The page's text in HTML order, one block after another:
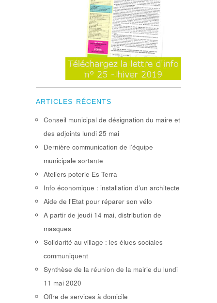
ARTICLES RÉCENTS
Conseil municipal de désignation du maire et
des adjoints lundi 25 mai
Dernière communication de l’équipe
municipale sortante
Ateliers poterie Es Terra
Info économique : installation d’un architecte
Aide de l’Etat pour réparer son vélo
A partir de jeudi 14 mai, distribution de
masques
Solidarité au village : les élues sociales
communiquent
Synthèse de la réunion de la mairie du lundi
11 mai 2020
Offre de services à domicile